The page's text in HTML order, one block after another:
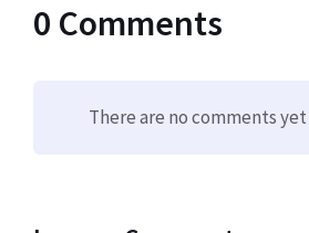
0 Comments
There are no comments yet